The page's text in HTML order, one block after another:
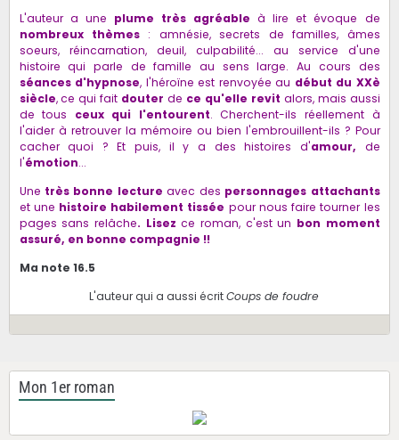
L'auteur a une plume très agréable à lire et évoque de
nombreux thèmes: amnésie, secrets de familles, âmes
soeurs, réincarnation, deuil, culpabilité... au service d'une
histoire qui parle de famille au sens large. Au cours des
séances d'hypnose, l'héroïne est renvoyée au début du XXè
siècle, ce qui fait douter de ce qu'elle revit alors, mais aussi
de tous ceux qui l'entourent. Cherchent-ils réellement à
l'aider à retrouver la mémoire ou bien l'embrouillent-ils ? Pour
cacher quoi ? Et puis, il y a des histoires d'amour, de
l'émotion...
Une très bonne lecture avec des personnages attachants
et une histoire habilement tissée pour nous faire tourner les
pages sans relâche. Lisezce roman, c'est un bon moment
assuré, en bonne compagnie !!
Ma note 16.5
L'auteur qui a aussi écritCoups de foudre
Mon 1er roman